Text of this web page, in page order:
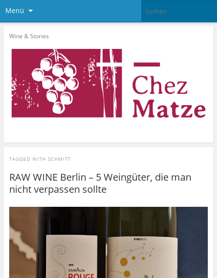
Menü
Wine & Stories
TAGGED WITH SCHMITT
RAW WINE Berlin – 5 Weingüter, die man
nicht verpassen sollte